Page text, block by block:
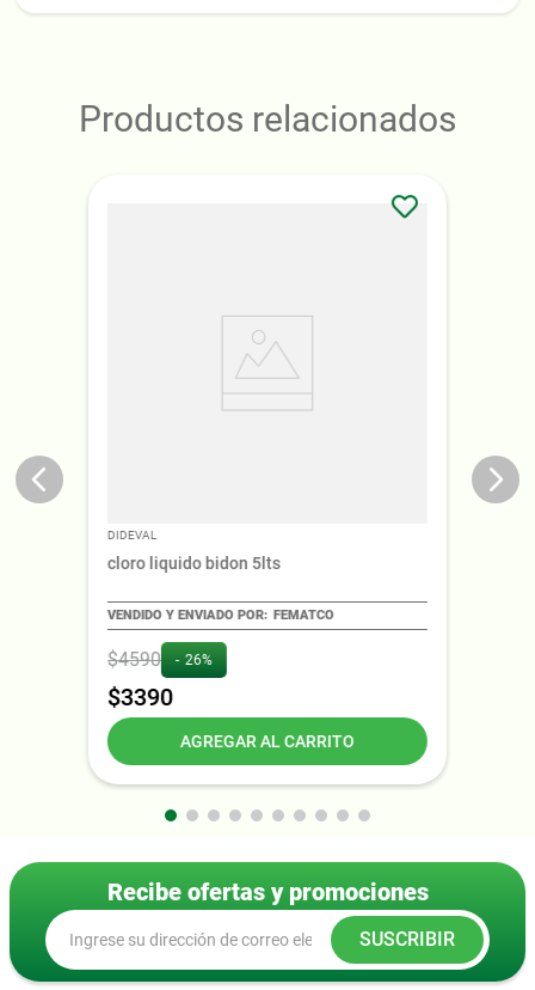
Productos relacionados
DIDEVAL
cloro liquido bidon 5lts
FEMATCO
$4590 26%
$3390
AGREGAR AL CARRITO
Recibe ofertas y promociones
SUSCRIBIR